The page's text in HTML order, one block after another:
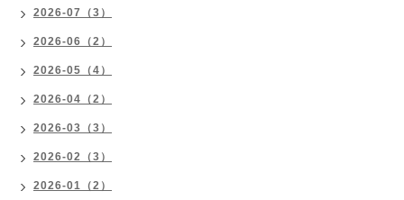
2026-07（3）
2026-06（2）
2026-05（4）
2026-04（2）
2026-03（3）
2026-02（3）
2026-01（2）